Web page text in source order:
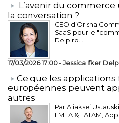
L’avenir du
la conversation ?
CEO d’Orisha
SaaS pour le
Delpiro...
17/03/2026 17:00 -Jessica Ifker
​Ce que les applications
européennes peuvent
autres
Par Aliaksei
EMEA & LATAM,